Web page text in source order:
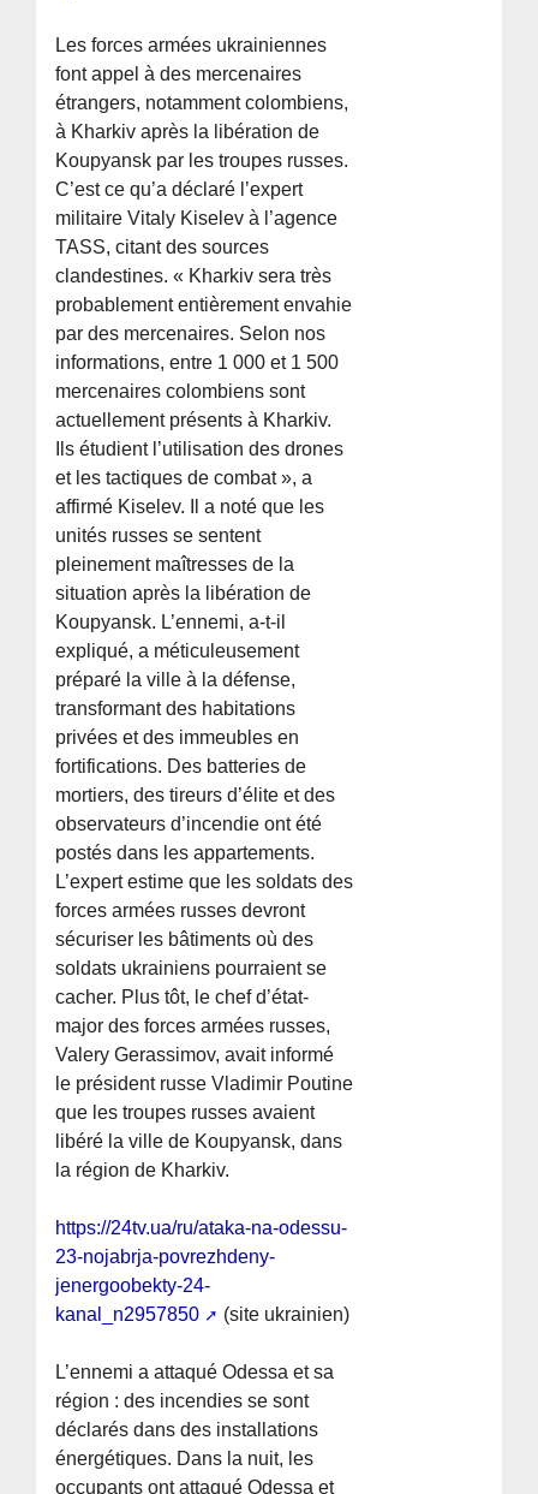
Les forces armées ukrainiennes
font appel à des mercenaires
étrangers, notamment colombiens,
à Kharkiv après la libération de
Koupyansk par les troupes russes.
C’est ce qu’a déclaré l’expert
militaire Vitaly Kiselev à l’agence
TASS, citant des sources
clandestines. « Kharkiv sera très
probablement entièrement envahie
par des mercenaires. Selon nos
informations, entre 1 000 et 1 500
mercenaires colombiens sont
actuellement présents à Kharkiv.
Ils étudient l’utilisation des drones
et les tactiques de combat », a
affirmé Kiselev. Il a noté que les
unités russes se sentent
pleinement maîtresses de la
situation après la libération de
Koupyansk. L’ennemi, a-t-il
expliqué, a méticuleusement
préparé la ville à la défense,
transformant des habitations
privées et des immeubles en
fortifications. Des batteries de
mortiers, des tireurs d’élite et des
observateurs d’incendie ont été
postés dans les appartements.
L’expert estime que les soldats des
forces armées russes devront
sécuriser les bâtiments où des
soldats ukrainiens pourraient se
cacher. Plus tôt, le chef d’état-
major des forces armées russes,
Valery Gerassimov, avait informé
le président russe Vladimir Poutine
que les troupes russes avaient
libéré la ville de Koupyansk, dans
la région de Kharkiv.
https://24tv.ua/ru/ataka-na-odessu-
23-nojabrja-povrezhdeny-
jenergoobekty-24-
kanal_n2957850
(site ukrainien)
L’ennemi a attaqué Odessa et sa
région : des incendies se sont
déclarés dans des installations
énergétiques. Dans la nuit, les
occupants ont attaqué Odessa et